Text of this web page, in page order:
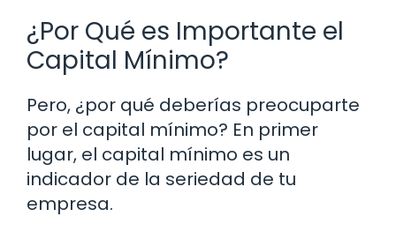
¿Por Qué es Importante el
Capital Mínimo?
Pero, ¿por qué deberías preocuparte
por el capital mínimo? En primer
lugar, el capital mínimo es un
indicador de la seriedad de tu
empresa.